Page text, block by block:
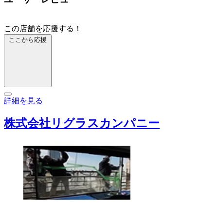
この店舗を応援する！
ここから応援
詳細を見る
株式会社リグラスカンパニー